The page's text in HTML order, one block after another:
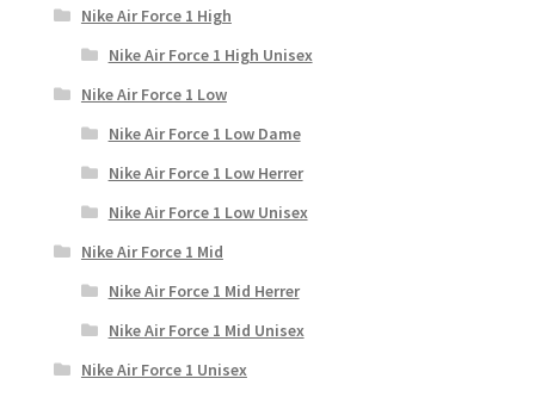
Nike Air Force 1 High
Nike Air Force 1 High Unisex
Nike Air Force 1 Low
Nike Air Force 1 Low Dame
Nike Air Force 1 Low Herrer
Nike Air Force 1 Low Unisex
Nike Air Force 1 Mid
Nike Air Force 1 Mid Herrer
Nike Air Force 1 Mid Unisex
Nike Air Force 1 Unisex